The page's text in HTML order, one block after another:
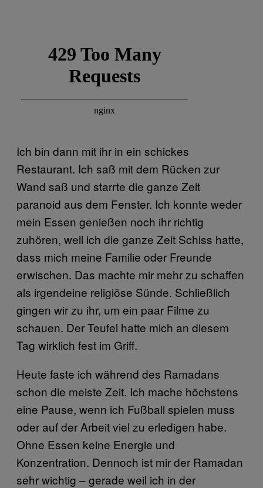
Ich bin dann mit ihr in ein schickes
Restaurant. Ich saß mit dem Rücken zur
Wand saß und starrte die ganze Zeit
paranoid aus dem Fenster. Ich konnte weder
mein Essen genießen noch ihr richtig
zuhören, weil ich die ganze Zeit Schiss hatte,
dass mich meine Familie oder Freunde
erwischen. Das machte mir mehr zu schaffen
als irgendeine religiöse Sünde. Schließlich
gingen wir zu ihr, um ein paar Filme zu
schauen. Der Teufel hatte mich an diesem
Tag wirklich fest im Griff.
Heute faste ich während des Ramadans
schon die meiste Zeit. Ich mache höchstens
eine Pause, wenn ich Fußball spielen muss
oder auf der Arbeit viel zu erledigen habe.
Ohne Essen keine Energie und
Konzentration. Dennoch ist mir der Ramadan
sehr wichtig – gerade weil ich in der